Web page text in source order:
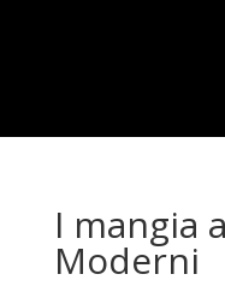
I mangia
Moderni